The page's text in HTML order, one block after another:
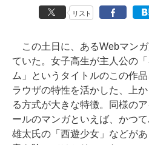
リスト
この土日に、あるWebマン
ていた。女子高生が主人公の
ム」というタイトルのこの作
ラウザの特性を活かした、上
る方式が大きな特徴。同様の
ールのマンガといえば、かつ
雄太氏の「西遊少女」などが